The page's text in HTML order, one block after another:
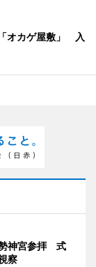
オカゲ屋敷」 入
神宮参拝 式
察